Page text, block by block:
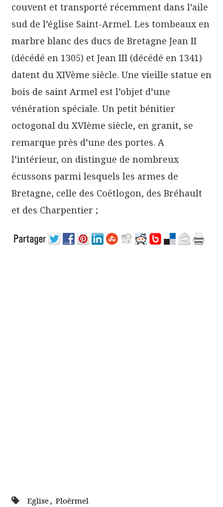
couvent et transporté récemment dans l’aile
sud de l’église Saint-Armel. Les tombeaux en
marbre blanc des ducs de Bretagne Jean II
(décédé en 1305) et Jean III (décédé en 1341)
datent du XIVème siècle. Une vieille statue en
bois de saint Armel est l’objet d’une
vénération spéciale. Un petit bénitier
octogonal du XVIème siècle, en granit, se
remarque près d’une des portes. A
l’intérieur, on distingue de nombreux
écussons parmi lesquels les armes de
Bretagne, celle des Coëtlogon, des Bréhault
et des Charpentier ;
Eglise, Ploërmel